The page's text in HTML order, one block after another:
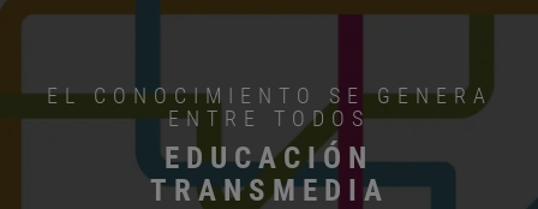
EL CONOCIMIENTO SE GENERA
ENTRE TODOS
EDUCACIÓN
TRANSMEDIA